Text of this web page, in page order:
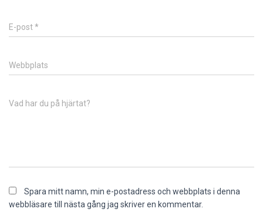
E-post*
Webbplats
Vad har du på hjärtat?
Spara mitt namn, min e-postadress och webbplats i denna
webbläsare till nästa gång jag skriver en kommentar.